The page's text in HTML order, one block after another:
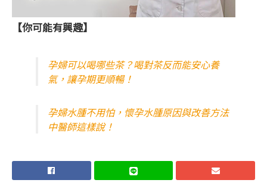
【你可能有興趣】
孕婦可以喝哪些茶？喝對茶反而能安心養
氣，讓孕期更順暢！
孕婦水腫不用怕，懷孕水腫原因與改善方法
中醫師這樣說！